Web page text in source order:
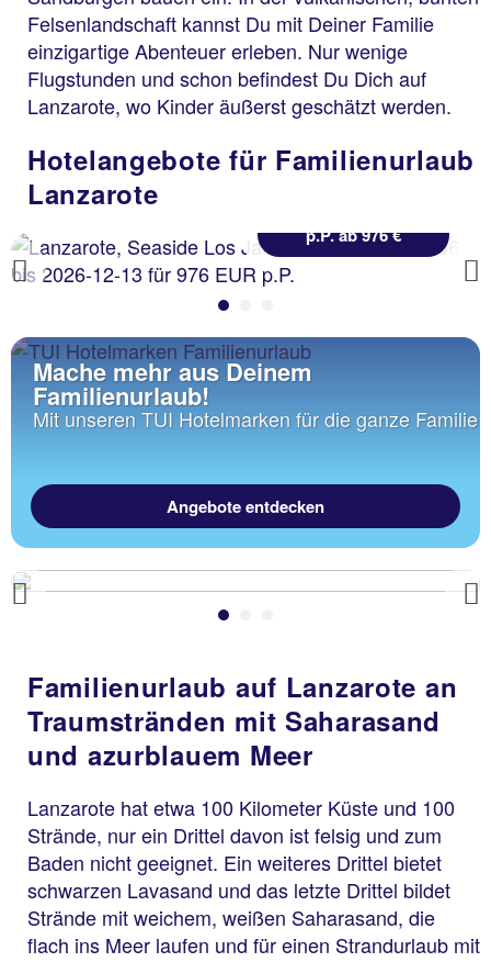
Felsenlandschaft kannst Du mit Deiner Familie
einzigartige Abenteuer erleben. Nur wenige
Flugstunden und schon befindest Du Dich auf
Lanzarote, wo Kinder äußerst geschätzt werden.
Hotelangebote für Familienurlaub
Lanzarote
Previous
Lanzarote
Seaside Los Jameos
statt
p.P. ab 976 €
Mache mehr aus Deinem
Familienurlaub!
Mit unseren TUI Hotelmarken für die ganze Familie
Angebote entdecken
Previous
Familienurlaub auf Lanzarote an
Traumstränden mit Saharasand
und azurblauem Meer
Lanzarote hat etwa 100 Kilometer Küste und 100
Strände, nur ein Drittel davon ist felsig und zum
Baden nicht geeignet. Ein weiteres Drittel bietet
schwarzen Lavasand und das letzte Drittel bildet
Strände mit weichem, weißen Saharasand, die
flach ins Meer laufen und für einen Strandurlaub mit